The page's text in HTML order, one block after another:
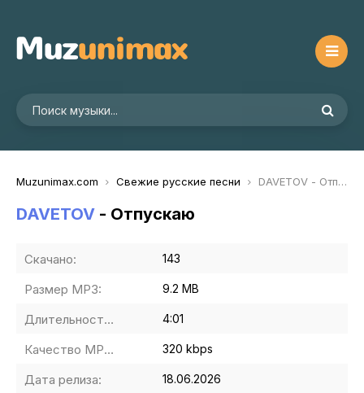
Muzunimax.com Свежие русские песни DAVETOV - Отпускаю
DAVETOV - Отпускаю
Скачано: 143
Размер MP3: 9.2 MB
Длительность MP3: 4:01
Качество MP3: 320 kbps
Дата релиза: 18.06.2026